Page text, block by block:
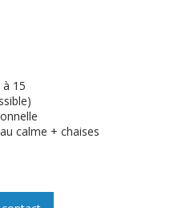
15
calme + chaises